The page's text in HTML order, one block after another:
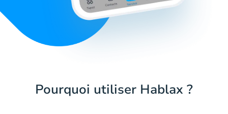
Pourquoi utiliser Hablax ?